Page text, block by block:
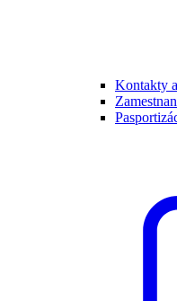
Kontakty